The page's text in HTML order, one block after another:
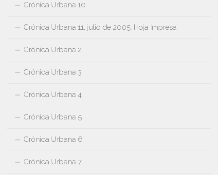
Crónica Urbana 10
Crónica Urbana 11, julio de 2005, Hoja Impresa
Crónica Urbana 2
Crónica Urbana 3
Crónica Urbana 4
Crónica Urbana 5
Crónica Urbana 6
Crónica Urbana 7